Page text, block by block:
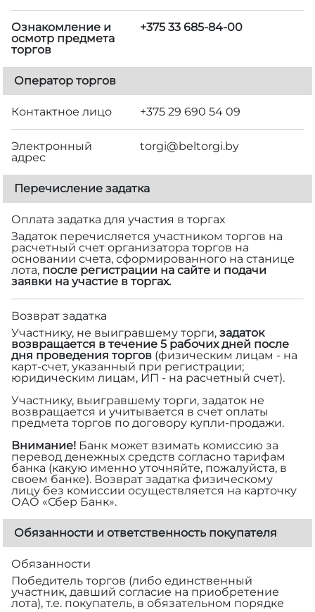
Ознакомление и
осмотр предмета
торгов
+375 33 685-84-00
Оператор торгов
Контактное лицо +375 29 690 54 09
Электронный
адрес
torgi@beltorgi.by
Перечисление задатка
Оплата задатка для участия в торгах
Задаток перечисляется участником торгов на
расчетный счет организатора торгов на
основании счета, сформированного на станице
лота, после регистрации на сайте и подачи
заявки на участие в торгах.
Возврат задатка
Участнику, не выигравшему торги, задаток
возвращается в течение 5 рабочих дней после
дня проведения торгов (физическим лицам - на
карт-счет, указанный при регистрации;
юридическим лицам, ИП - на расчетный счет).
Участнику, выигравшему торги, задаток не
возвращается и учитывается в счет оплаты
предмета торгов по договору купли-продажи.
Внимание! Банк может взимать комиссию за
перевод денежных средств согласно тарифам
банка (какую именно уточняйте, пожалуйста, в
своем банке). Возврат задатка физическому
лицу без комиссии осуществляется на карточку
ОАО «Сбер Банк».
Обязанности и ответственность покупателя
Обязанности
Победитель торгов (либо единственный
участник, давший согласие на приобретение
лота), т.е. покупатель, в обязательном порядке